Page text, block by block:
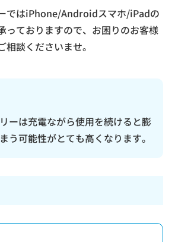
ではiPhone/Androidスマホ/iPadの
っておりますので、お困りのお客様
談くださいませ。
ーは充電ながら使用を続けると膨
う可能性がとても高くなります。